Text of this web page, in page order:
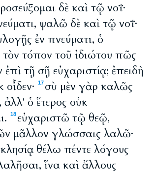
δὲ καὶ τῷ νοΐ·
ψαλῶ δὲ καὶ τῷ νοΐ·
ἐν πνεύματι, ὁ
τόπον τοῦ ἰδιώτου πῶς
τῇ σῇ εὐχαριστίᾳ; ἐπειδὴ
οἶδεν·
17 σὺ μὲν γὰρ καλῶς
ἀλλ' ὁ ἕτερος οὐκ
18 εὐχαριστῶ τῷ θεῷ,
μᾶλλον γλώσσαις λαλῶ·
θέλω πέντε λόγους
ἵνα καὶ ἄλλους